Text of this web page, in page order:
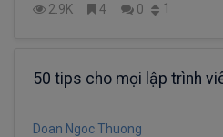
2.9K 4 0 1
50 tips cho mọi lập trình
Doan Ngoc Thuong